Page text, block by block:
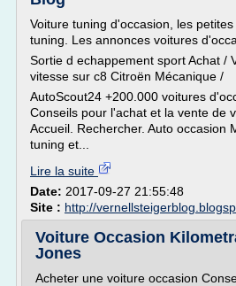
Voiture tuning d'occasion, les
tuning. Les annonces voitures
Sortie d echappement sport Achat /
vitesse sur c8 Citroën Mécanique /
AutoScout24 +200.000 voitures
Conseils pour l'achat et la vente de
Accueil. Rechercher. Auto occasion
tuning et...
Lire la suite
Date: 2017-09-27 21:55:48
Site : http://
Voiture Occasion
Jones
Acheter une voiture occasion